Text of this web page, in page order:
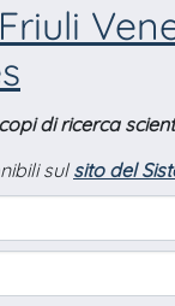
di ricerca
sulsito del